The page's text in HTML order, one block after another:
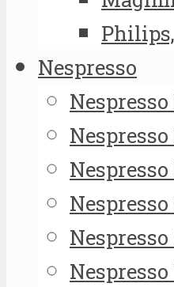
Nespresso
Nespresso
Nespresso